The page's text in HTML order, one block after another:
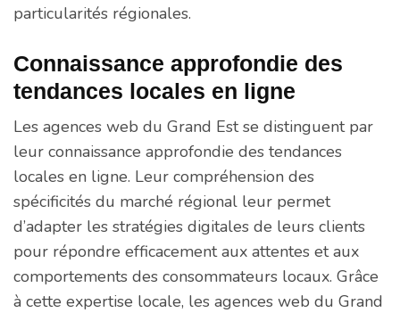
particularités régionales.
Connaissance approfondie des
tendances locales en ligne
Les agences web du Grand Est se distinguent par
leur connaissance approfondie des tendances
locales en ligne. Leur compréhension des
spécificités du marché régional leur permet
d’adapter les stratégies digitales de leurs clients
pour répondre efficacement aux attentes et aux
comportements des consommateurs locaux. Grâce
à cette expertise locale, les agences web du Grand